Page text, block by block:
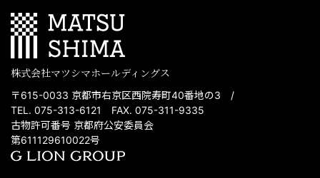
株式会社マツシマホールディングス
〒615-0033 京都市右京区西院寿町40番地の3 /
TEL. 075-313-6121 FAX. 075-311-9335
古物許可番号 京都府公安委員会
第611129610022号